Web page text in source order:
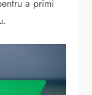
a primi